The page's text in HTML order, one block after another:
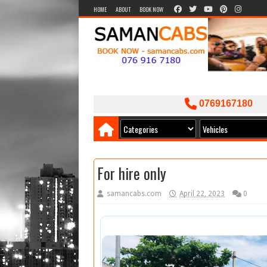
HOME ABOUT BOOK NOW
0769167180
For hire only
samancabs.com April 22, 2023 0